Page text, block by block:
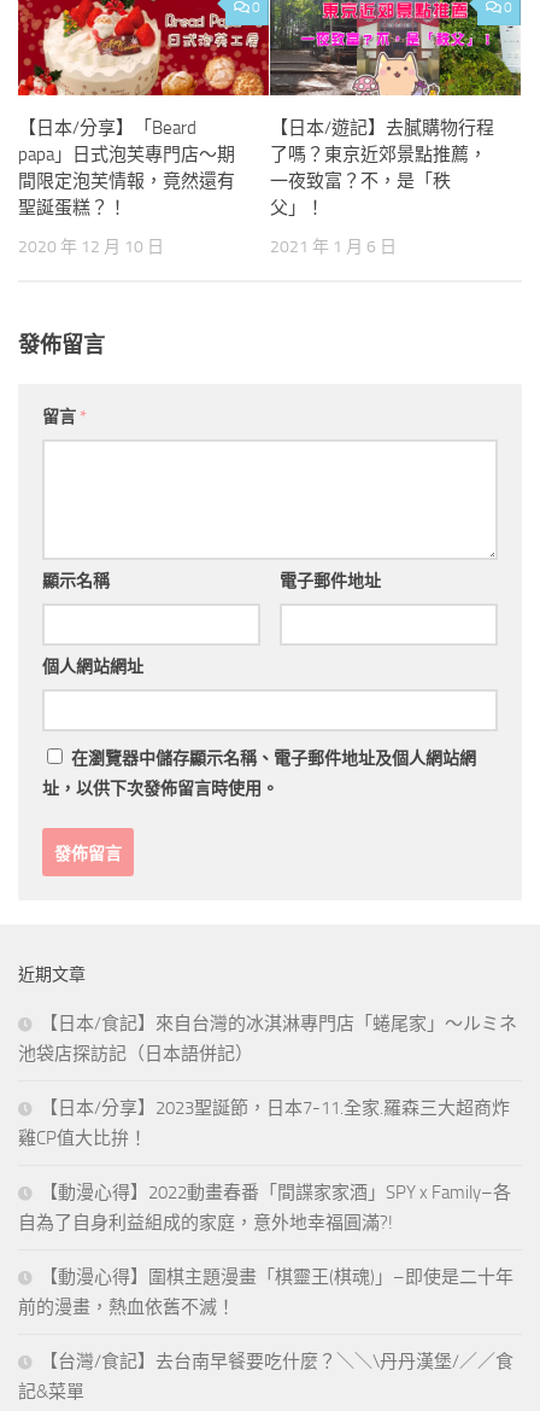
0
【日本/分享】「Beard
papa」日式泡芙專門店～期
間限定泡芙情報，竟然還有
聖誕蛋糕？！
2020 年 12 月 10 日
0
【日本/遊記】去膩購物行程
了嗎？東京近郊景點推薦，
一夜致富？不，是「秩
父」！
2021 年 1 月 6 日
發佈留言
留言 *
顯示名稱 電子郵件地址
個人網站網址
在瀏覽器中儲存顯示名稱、電子郵件地址及個人網站網
址，以供下次發佈留言時使用。
近期文章
【日本/食記】來自台灣的冰淇淋專門店「蜷尾家」～ルミネ
池袋店探訪記（日本語併記）
【日本/分享】2023聖誕節，日本7-11.全家.羅森三大超商炸
雞CP值大比拚！
【動漫心得】2022動畫春番「間諜家家酒」SPY x Family–各
自為了自身利益組成的家庭，意外地幸福圓滿?!
【動漫心得】圍棋主題漫畫「棋靈王(棋魂)」–即使是二十年
前的漫畫，熱血依舊不滅！
【台灣/食記】去台南早餐要吃什麼？＼＼\丹丹漢堡/／／食
記&菜單